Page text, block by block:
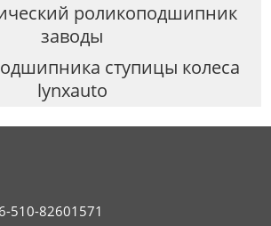
роликоподшипник
заводы
ступицы колеса
lynxauto
510-82601571